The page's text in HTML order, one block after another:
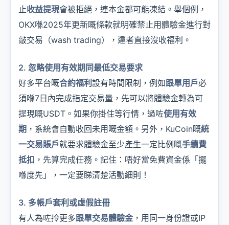
止收益提現會被拒絕，連本金都可能凍結。舉個例，
OKX喺2025年更新嘅條款就明確禁止用體驗金進行對
敲交易（wash trading），違者直接沒收福利。
2. 忽略使用有效期同最低交易要求
好多平台嘅合約福利 設有時間限制，例如跟單用戶必
須喺7日內完成指定交易量，先可以將體驗金轉為可
提現嘅USDT。如果你掛住等行情，過咗使用有效
期 ，系統會自動收回未用嘅金額。另外，KuCoin嘅統
一交易賬戶就要求體驗金至少產生一定比例嘅手續費
抵扣 ，先算完成任務。記住：唔好當免費資金係「擺
喺度先」，一定要睇清楚活動細則！
3. 多帳戶套利或虛假註冊
有人為咗拎更多跟單交易體驗金 ，用同一身份證或IP